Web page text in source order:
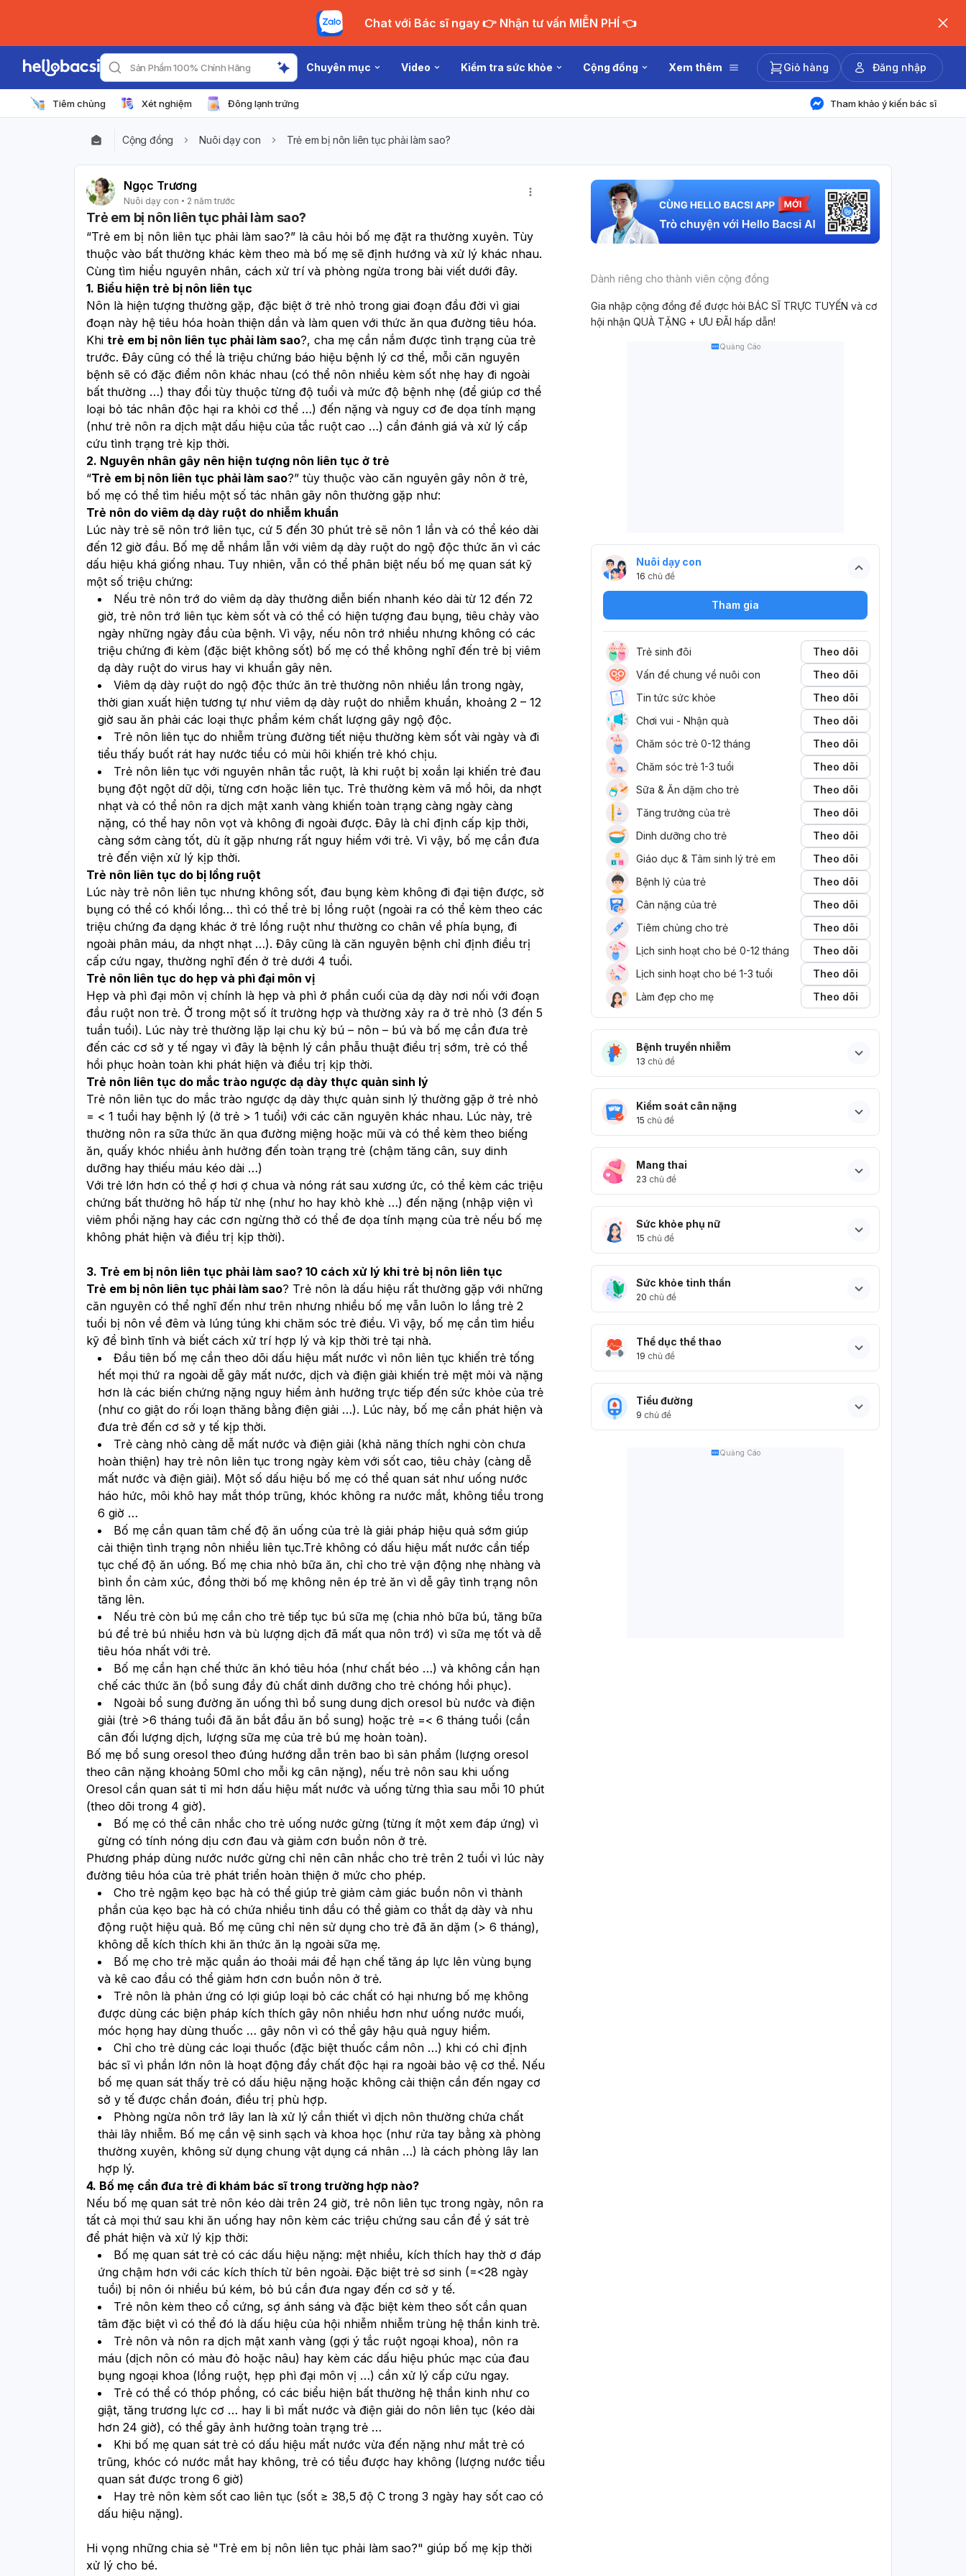
Chat với Bác sĩ ngay 👉 Nhận tư vấn MIỄN PHÍ 👈
Tìm Phòng Khám Gần Đây Chuyên mục Video Kiểm tra sức khỏe Cộng đồng Xem thêm Giỏ hàng Đăng nhập
Tiêm chủng Xét nghiệm Đông lạnh trứng Tham khảo ý kiến bác sĩ
Cộng đồng Nuôi dạy con Trẻ em bị nôn liên tục phải làm sao?
Ngọc Trương
Nuôi dạy con 2 năm trước
Trẻ em bị nôn liên tục phải làm sao?
“Trẻ em bị nôn liên tục phải làm sao?” là câu hỏi bố mẹ đặt ra thường xuyên. Tùy
thuộc vào bất thường khác kèm theo mà bố mẹ sẽ định hướng và xử lý khác nhau.
Cùng tìm hiểu nguyên nhân, cách xử trí và phòng ngừa trong bài viết dưới đây.
1. Biểu hiện trẻ bị nôn liên tục
Nôn là hiện tượng thường gặp, đặc biệt ở trẻ nhỏ trong giai đoạn đầu đời vì giai
đoạn này hệ tiêu hóa hoàn thiện dần và làm quen với thức ăn qua đường tiêu hóa.
Khi trẻ em bị nôn liên tục phải làm sao?, cha mẹ cần nắm được tình trạng của trẻ
trước. Đây cũng có thể là triệu chứng báo hiệu bệnh lý cơ thể, mỗi căn nguyên
bệnh sẽ có đặc điểm nôn khác nhau (có thể nôn nhiều kèm sốt nhẹ hay đi ngoài
bất thường …) thay đổi tùy thuộc từng độ tuổi và mức độ bệnh nhẹ (để giúp cơ thể
loại bỏ tác nhân độc hại ra khỏi cơ thể …) đến nặng và nguy cơ đe dọa tính mạng
(như trẻ nôn ra dịch mật dấu hiệu của tắc ruột cao …) cần đánh giá và xử lý cấp
cứu tình trạng trẻ kịp thời.
2. Nguyên nhân gây nên hiện tượng nôn liên tục ở trẻ
“Trẻ em bị nôn liên tục phải làm sao?” tùy thuộc vào căn nguyên gây nôn ở trẻ,
bố mẹ có thể tìm hiểu một số tác nhân gây nôn thường gặp như:
Trẻ nôn do viêm dạ dày ruột do nhiễm khuẩn
Lúc này trẻ sẽ nôn trớ liên tục, cứ 5 đến 30 phút trẻ sẽ nôn 1 lần và có thể kéo dài
đến 12 giờ đầu. Bố mẹ dễ nhầm lẫn với viêm dạ dày ruột do ngộ độc thức ăn vì các
dấu hiệu khá giống nhau. Tuy nhiên, vẫn có thể phân biệt nếu bố mẹ quan sát kỹ
một số triệu chứng:
Nếu trẻ nôn trớ do viêm dạ dày thường diễn biến nhanh kéo dài từ 12 đến 72
giờ, trẻ nôn trớ liên tục kèm sốt và có thể có hiện tượng đau bụng, tiêu chảy vào
ngày những ngày đầu của bệnh. Vì vậy, nếu nôn trớ nhiều nhưng không có các
triệu chứng đi kèm (đặc biệt không sốt) bố mẹ có thể không nghĩ đến trẻ bị viêm
dạ dày ruột do virus hay vi khuẩn gây nên.
Viêm dạ dày ruột do ngộ độc thức ăn trẻ thường nôn nhiều lần trong ngày,
thời gian xuất hiện tương tự như viêm dạ dày ruột do nhiễm khuẩn, khoảng 2 – 12
giờ sau ăn phải các loại thực phẩm kém chất lượng gây ngộ độc.
Trẻ nôn liên tục do nhiễm trùng đường tiết niệu thường kèm sốt vài ngày và đi
tiểu thấy buốt rát hay nước tiểu có mùi hôi khiến trẻ khó chịu.
Trẻ nôn liên tục với nguyên nhân tắc ruột, là khi ruột bị xoắn lại khiến trẻ đau
bụng đột ngột dữ dội, từng cơn hoặc liên tục. Trẻ thường kèm vã mồ hôi, da nhợt
nhạt và có thể nôn ra dịch mật xanh vàng khiến toàn trạng càng ngày càng
nặng, có thể hay nôn vọt và không đi ngoài được. Đây là chỉ định cấp kịp thời,
càng sớm càng tốt, dù ít gặp nhưng rất nguy hiểm với trẻ. Vì vậy, bố mẹ cần đưa
trẻ đến viện xử lý kịp thời.
Trẻ nôn liên tục do bị lồng ruột
Lúc này trẻ nôn liên tục nhưng không sốt, đau bụng kèm không đi đại tiện được, sờ
bụng có thể có khối lồng… thì có thể trẻ bị lồng ruột (ngoài ra có thể kèm theo các
triệu chứng đa dạng khác ở trẻ lồng ruột như thường co chân về phía bụng, đi
ngoài phân máu, da nhợt nhạt …). Đây cũng là căn nguyên bệnh chỉ định điều trị
cấp cứu ngay, thường nghĩ đến ở trẻ dưới 4 tuổi.
Trẻ nôn liên tục do hẹp và phì đại môn vị
Hẹp và phì đại môn vị chính là hẹp và phì ở phần cuối của dạ dày nơi nối với đoạn
đầu ruột non trẻ. Ở trong một số ít trường hợp và thường xảy ra ở trẻ nhỏ (3 đến 5
tuần tuổi). Lúc này trẻ thường lặp lại chu kỳ bú – nôn – bú và bố mẹ cần đưa trẻ
đến các cơ sở y tế ngay vì đây là bệnh lý cần phẫu thuật điều trị sớm, trẻ có thể
hồi phục hoàn toàn khi phát hiện và điều trị kịp thời.
Trẻ nôn liên tục do mắc trào ngược dạ dày thực quản sinh lý
Trẻ nôn liên tục do mắc trào ngược dạ dày thực quản sinh lý thường gặp ở trẻ nhỏ
= < 1 tuổi hay bệnh lý (ở trẻ > 1 tuổi) với các căn nguyên khác nhau. Lúc này, trẻ
thường nôn ra sữa thức ăn qua đường miệng hoặc mũi và có thể kèm theo biếng
ăn, quấy khóc nhiều ảnh hưởng đến toàn trạng trẻ (chậm tăng cân, suy dinh
dưỡng hay thiếu máu kéo dài …)
Với trẻ lớn hơn có thể ợ hơi ợ chua và nóng rát sau xương ức, có thể kèm các triệu
chứng bất thường hô hấp từ nhẹ (như ho hay khò khè …) đến nặng (nhập viện vì
viêm phổi nặng hay các cơn ngừng thở có thể đe dọa tính mạng của trẻ nếu bố mẹ
không phát hiện và điều trị kịp thời).
3. Trẻ em bị nôn liên tục phải làm sao? 10 cách xử lý khi trẻ bị nôn liên tục
Trẻ em bị nôn liên tục phải làm sao? Trẻ nôn là dấu hiệu rất thường gặp với những
căn nguyên có thể nghĩ đến như trên nhưng nhiều bố mẹ vẫn luôn lo lắng trẻ 2
tuổi bị nôn về đêm và lúng túng khi chăm sóc trẻ điều. Vì vậy, bố mẹ cần tìm hiểu
kỹ để bình tĩnh và biết cách xử trí hợp lý và kịp thời trẻ tại nhà.
Đầu tiên bố mẹ cần theo dõi dấu hiệu mất nước vì nôn liên tục khiến trẻ tống
hết mọi thứ ra ngoài dễ gây mất nước, dịch và điện giải khiến trẻ mệt mỏi và nặng
hơn là các biến chứng nặng nguy hiểm ảnh hưởng trực tiếp đến sức khỏe của trẻ
(như co giật do rối loạn thăng bằng điện giải …). Lúc này, bố mẹ cần phát hiện và
đưa trẻ đến cơ sở y tế kịp thời.
Trẻ càng nhỏ càng dễ mất nước và điện giải (khả năng thích nghi còn chưa
hoàn thiện) hay trẻ nôn liên tục trong ngày kèm với sốt cao, tiêu chảy (càng dễ
mất nước và điện giải). Một số dấu hiệu bố mẹ có thể quan sát như uống nước
háo hức, môi khô hay mắt thóp trũng, khóc không ra nước mắt, không tiểu trong
6 giờ …
Bố mẹ cần quan tâm chế độ ăn uống của trẻ là giải pháp hiệu quả sớm giúp
cải thiện tình trạng nôn nhiều liên tục.Trẻ không có dấu hiệu mất nước cần tiếp
tục chế độ ăn uống. Bố mẹ chia nhỏ bữa ăn, chỉ cho trẻ vận động nhẹ nhàng và
bình ổn cảm xúc, đồng thời bố mẹ không nên ép trẻ ăn vì dễ gây tình trạng nôn
tăng lên.
Nếu trẻ còn bú mẹ cần cho trẻ tiếp tục bú sữa mẹ (chia nhỏ bữa bú, tăng bữa
bú để trẻ bú nhiều hơn và bù lượng dịch đã mất qua nôn trớ) vì sữa mẹ tốt và dễ
tiêu hóa nhất với trẻ.
Bố mẹ cần hạn chế thức ăn khó tiêu hóa (như chất béo …) và không cần hạn
chế các thức ăn (bổ sung đầy đủ chất dinh dưỡng cho trẻ chóng hồi phục).
Ngoài bổ sung đường ăn uống thì bổ sung dung dịch oresol bù nước và điện
giải (trẻ >6 tháng tuổi đã ăn bắt đầu ăn bổ sung) hoặc trẻ =< 6 tháng tuổi (cần
cân đối lượng dịch, lượng sữa mẹ của trẻ bú mẹ hoàn toàn).
Bố mẹ bổ sung oresol theo đúng hướng dẫn trên bao bì sản phẩm (lượng oresol
theo cân nặng khoảng 50ml cho mỗi kg cân nặng), nếu trẻ nôn sau khi uống
Oresol cần quan sát tỉ mỉ hơn dấu hiệu mất nước và uống từng thìa sau mỗi 10 phút
(theo dõi trong 4 giờ).
Bố mẹ có thể cân nhắc cho trẻ uống nước gừng (từng ít một xem đáp ứng) vì
gừng có tính nóng dịu cơn đau và giảm cơn buồn nôn ở trẻ.
Phương pháp dùng nước nước gừng chỉ nên cân nhắc cho trẻ trên 2 tuổi vì lúc này
đường tiêu hóa của trẻ phát triển hoàn thiện ở mức cho phép.
Cho trẻ ngậm kẹo bạc hà có thể giúp trẻ giảm cảm giác buồn nôn vì thành
phần của kẹo bạc hà có chứa nhiều tinh dầu có thể giảm co thắt dạ dày và nhu
động ruột hiệu quả. Bố mẹ cũng chỉ nên sử dụng cho trẻ đã ăn dặm (> 6 tháng),
không dễ kích thích khi ăn thức ăn lạ ngoài sữa mẹ.
Bố mẹ cho trẻ mặc quần áo thoải mái để hạn chế tăng áp lực lên vùng bụng
và kê cao đầu có thể giảm hơn cơn buồn nôn ở trẻ.
Trẻ nôn là phản ứng có lợi giúp loại bỏ các chất có hại nhưng bố mẹ không
được dùng các biện pháp kích thích gây nôn nhiều hơn như uống nước muối,
móc họng hay dùng thuốc … gây nôn vì có thể gây hậu quả nguy hiểm.
Chỉ cho trẻ dùng các loại thuốc (đặc biệt thuốc cầm nôn …) khi có chỉ định
bác sĩ vì phần lớn nôn là hoạt động đẩy chất độc hại ra ngoài bảo vệ cơ thể. Nếu
bố mẹ quan sát thấy trẻ có dấu hiệu nặng hoặc không cải thiện cần đến ngay cơ
sở y tế được chẩn đoán, điều trị phù hợp.
Phòng ngừa nôn trớ lây lan là xử lý cần thiết vì dịch nôn thường chứa chất
thải lây nhiễm. Bố mẹ cần vệ sinh sạch và khoa học (như rửa tay bằng xà phòng
thường xuyên, không sử dụng chung vật dụng cá nhân …) là cách phòng lây lan
hợp lý.
4. Bố mẹ cần đưa trẻ đi khám bác sĩ trong trường hợp nào?
Nếu bố mẹ quan sát trẻ nôn kéo dài trên 24 giờ, trẻ nôn liên tục trong ngày, nôn ra
tất cả mọi thứ sau khi ăn uống hay nôn kèm các triệu chứng sau cần để ý sát trẻ
để phát hiện và xử lý kịp thời:
Bố mẹ quan sát trẻ có các dấu hiệu nặng: mệt nhiều, kích thích hay thờ ơ đáp
ứng chậm hơn với các kích thích từ bên ngoài. Đặc biệt trẻ sơ sinh (=<28 ngày
tuổi) bị nôn ói nhiều bú kém, bỏ bú cần đưa ngay đến cơ sở y tế.
Trẻ nôn kèm theo cổ cứng, sợ ánh sáng và đặc biệt kèm theo sốt cần quan
tâm đặc biệt vì có thể đó là dấu hiệu của hội nhiễm nhiễm trùng hệ thần kinh trẻ.
Trẻ nôn và nôn ra dịch mật xanh vàng (gợi ý tắc ruột ngoại khoa), nôn ra
máu (dịch nôn có màu đỏ hoặc nâu) hay kèm các dấu hiệu phúc mạc của đau
bụng ngoại khoa (lồng ruột, hẹp phì đại môn vị …) cần xử lý cấp cứu ngay.
Trẻ có thể có thóp phồng, có các biểu hiện bất thường hệ thần kinh như co
giật, tăng trương lực cơ … hay li bì mất nước và điện giải do nôn liên tục (kéo dài
hơn 24 giờ), có thể gây ảnh hưởng toàn trạng trẻ …
Khi bố mẹ quan sát trẻ có dấu hiệu mất nước vừa đến nặng như mắt trẻ có
trũng, khóc có nước mắt hay không, trẻ có tiểu được hay không (lượng nước tiểu
quan sát được trong 6 giờ)
Hay trẻ nôn kèm sốt cao liên tục (sốt ≥ 38,5 độ C trong 3 ngày hay sốt cao có
dấu hiệu nặng).
Hi vọng những chia sẻ "Trẻ em bị nôn liên tục phải làm sao?" giúp bố mẹ kịp thời
xử lý cho bé.
Dành riêng cho thành viên cộng đồng
Gia nhập cộng đồng để được hỏi BÁC SĨ TRỰC TUYẾN và cơ
hội nhận QUÀ TẶNG + ƯU ĐÃI hấp dẫn!
Quảng Cáo
Nuôi dạy con
16 chủ đề
Tham gia
Trẻ sinh đôi
Theo dõi
Vấn đề chung về nuôi con
Theo dõi
Tin tức sức khỏe
Theo dõi
Chơi vui - Nhận quà
Theo dõi
Chăm sóc trẻ 0-12 tháng
Theo dõi
Chăm sóc trẻ 1-3 tuổi
Theo dõi
Sữa & Ăn dặm cho trẻ
Theo dõi
Tăng trưởng của trẻ
Theo dõi
Dinh dưỡng cho trẻ
Theo dõi
Giáo dục & Tâm sinh lý trẻ em
Theo dõi
Bệnh lý của trẻ
Theo dõi
Cân nặng của trẻ
Theo dõi
Tiêm chủng cho trẻ
Theo dõi
Lịch sinh hoạt cho bé 0-12 tháng
Theo dõi
Lịch sinh hoạt cho bé 1-3 tuổi
Theo dõi
Làm đẹp cho mẹ
Theo dõi
Bệnh truyền nhiễm
13 chủ đề
Kiểm soát cân nặng
15 chủ đề
Mang thai
23 chủ đề
Sức khỏe phụ nữ
15 chủ đề
Sức khỏe tinh thần
20 chủ đề
Thể dục thể thao
19 chủ đề
Tiểu đường
9 chủ đề
Quảng Cáo